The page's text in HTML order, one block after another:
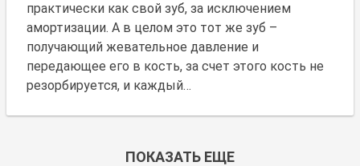
практически как свой зуб, за исключением
амортизации. А в целом это тот же зуб –
получающий жевательное давление и
передающее его в кость, за счет этого кость не
резорбируется, и каждый…
ПОКАЗАТЬ ЕЩЕ